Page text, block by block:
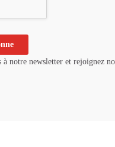
à notre newsletter et rejoignez